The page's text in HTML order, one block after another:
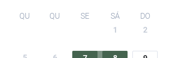
QU QU SE SÁ
DO
1
2